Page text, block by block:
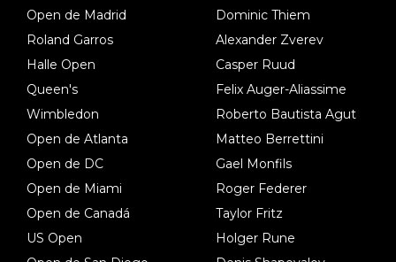
Open de Madrid
Roland Garros
Halle Open
Queen's
Wimbledon
Open de Atlanta
Open de DC
Open de Miami
Open de Canadá
US Open
Dominic Thiem
Alexander Zverev
Casper Ruud
Felix Auger-Aliassime
Roberto Bautista Agut
Matteo Berrettini
Gael Monfils
Roger Federer
Taylor Fritz
Holger Rune